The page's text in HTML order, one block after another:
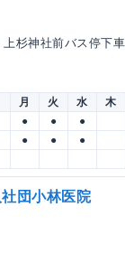
杉神社前バス停下
月 火 水 木
● ● ●
● ● ●
団小林医院